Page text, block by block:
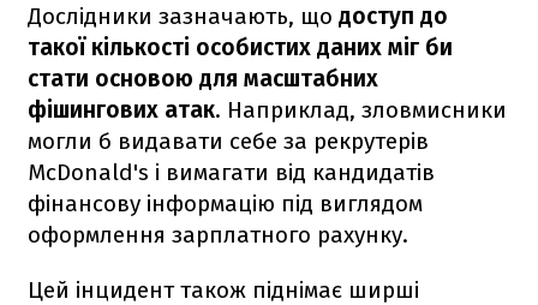
Дослідники зазначають, що доступ до
такої кількості особистих даних міг би
стати основою для масштабних
фішингових атак. Наприклад, зловмисники
могли б видавати себе за рекрутерів
McDonald's і вимагати від кандидатів
фінансову інформацію під виглядом
оформлення зарплатного рахунку.
Цей інцидент також піднімає ширші